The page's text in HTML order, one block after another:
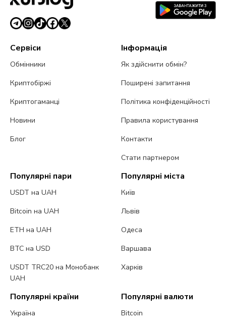
Сервіси
Обмінники
Криптобіржі
Криптогаманці
Новини
Блог
Інформація
Як здійснити обмін?
Поширені запитання
Політика конфіденційності
Правила користування
Контакти
Стати партнером
Популярні пари
USDT на UAH
Bitcoin на UAH
ETH на UAH
BTC на USD
USDT TRC20 на Монобанк
UAH
Популярні міста
Київ
Львів
Одеса
Варшава
Харків
Популярні країни
Україна
Популярні валюти
Bitcoin